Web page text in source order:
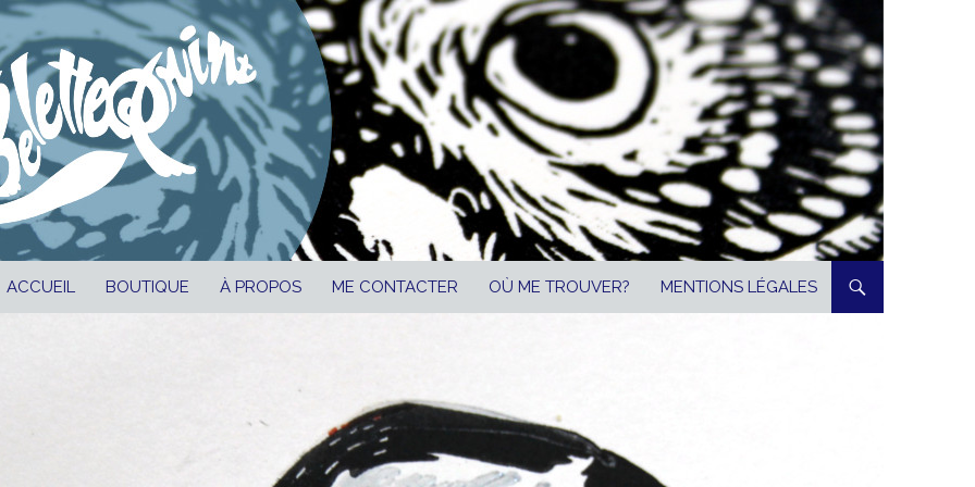
ACCUEIL BOUTIQUE À PROPOS ME CONTACTER OÙ ME TROUVER? MENTIONS LÉGALES